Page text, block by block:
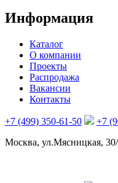
Информация
Каталог
О компании
Проекты
Распродажа
Вакансии
Контакты
+7 (499) 350-61-50 +7
Москва, ул.Мясницкая, 30/